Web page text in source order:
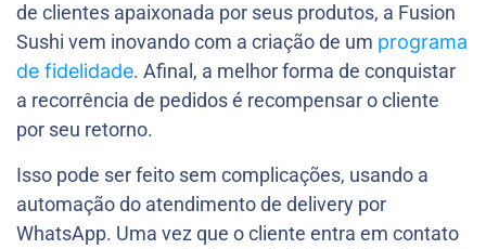
de clientes apaixonada por seus produtos, a Fusion
Sushi vem inovando com a criação de um programa
de fidelidade. Afinal, a melhor forma de conquistar
a recorrência de pedidos é recompensar o cliente
por seu retorno.
Isso pode ser feito sem complicações, usando a
automação do atendimento de delivery por
WhatsApp. Uma vez que o cliente entra em contato